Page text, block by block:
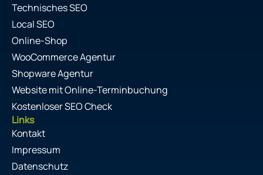
Technisches SEO
Local SEO
Online-Shop
WooCommerce Agentur
Shopware Agentur
Website mit Online-Terminbuchung
Kostenloser SEO Check
Links
Kontakt
Impressum
Datenschutz